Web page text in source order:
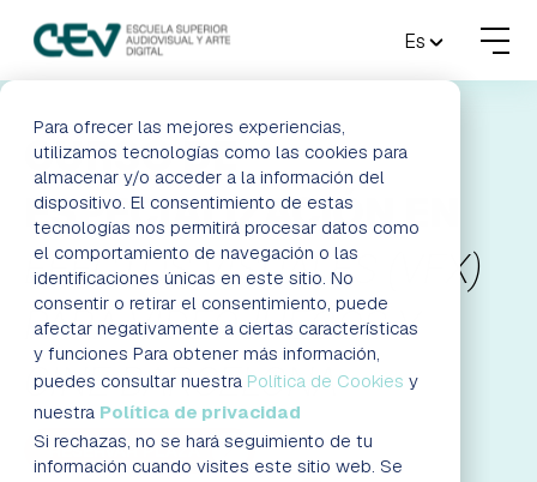
Para ofrecer las mejores experiencias,
utilizamos tecnologías como las cookies para
almacenar y/o acceder a la información del
dispositivo. El consentimiento de estas
tecnologías nos permitirá procesar datos como
el comportamiento de navegación o las
identificaciones únicas en este sitio. No
consentir o retirar el consentimiento, puede
afectar negativamente a ciertas características
y funciones Para obtener más información,
puedes consultar nuestra Política de Cookies y
nuestra Política de privacidad
Si rechazas, no se hará seguimiento de tu
información cuando visites este sitio web. Se
MENU
FORMACIONES
ADMISIONES
ACTUALIDAD
ESCUELA
CONTACTO
RESERVAR PLAZA VISITAR ESCUELA
Es
CURSO DE
ESPECIALIZACIÓN EN
EFECTOS VISUALES (VFX)
PARA VIDEOJUEGOS Y
CINE BARCELONA
RESERVAR PLAZA